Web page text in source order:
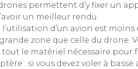
permettent d’y fixer un
un meilleur rendu.
l’utilisation d’un avion est
zone que celle du drone.
tout le matériel nécessaire pour
: si vous devez voler à